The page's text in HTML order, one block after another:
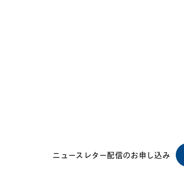
ニュースレター配信のお申し込み